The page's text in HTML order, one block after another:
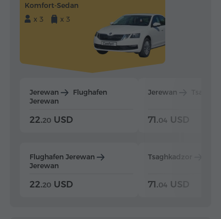
Komfort-Sedan
x 3
x 3
Jerewan
Flughafen
Jerewan
22.20 USD
Flughafen Jerewan
Jerewan
22.20 USD
Jerewan
71.04 USD
Tsaghkadzor
71.04 USD